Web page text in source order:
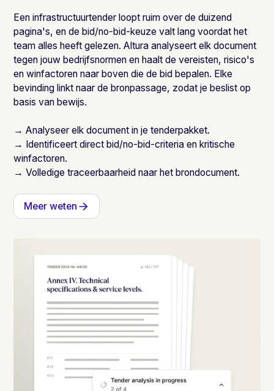
Een infrastructuurtender loopt ruim over de duizend
pagina's, en de bid/no-bid-keuze valt lang voordat het
team alles heeft gelezen. Altura analyseert elk document
tegen jouw bedrijfsnormen en haalt de vereisten, risico's
en winfactoren naar boven die de bid bepalen. Elke
bevinding linkt naar de bronpassage, zodat je beslist op
basis van bewijs.
→ Analyseer elk document in je tenderpakket.
→ Identificeert direct bid/no-bid-criteria en kritische
winfactoren.
→ Volledige traceerbaarheid naar het brondocument.
Meer weten